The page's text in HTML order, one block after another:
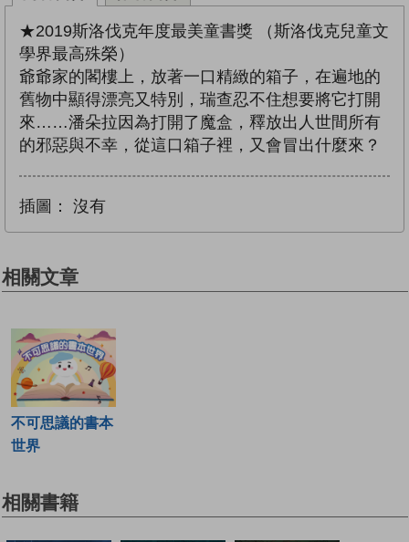
★2019斯洛伐克年度最美童書獎 （斯洛伐克兒童文
學界最高殊榮）
爺爺家的閣樓上，放著一口精緻的箱子，在遍地的
舊物中顯得漂亮又特別，瑞查忍不住想要將它打開
來……潘朵拉因為打開了魔盒，釋放出人世間所有
的邪惡與不幸，從這口箱子裡，又會冒出什麼來？
插圖： 沒有
相關文章
不可思議的書本
世界
相關書籍